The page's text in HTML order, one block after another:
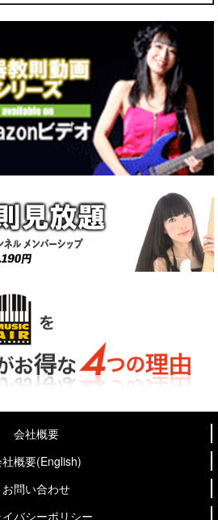
会社概要
概要(English)
お問い合わせ
バシーポリシー